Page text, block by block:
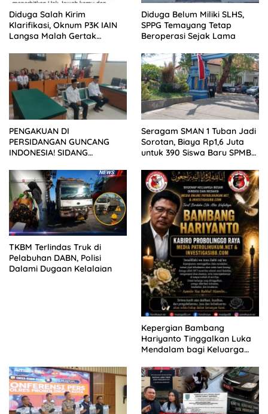
Diduga Salah Kirim
Klarifikasi, Oknum P3K IAIN
Langsa Malah Gertak
Diduga Belum Miliki SLHS,
SPPG Temayang Tetap
Beroperasi Sejak Lama
PENGAKUAN DI
PERSIDANGAN GUNCANG
INDONESIA! SIDANG
KELUARGA KORBAN
MENGAMUK DI PN MALANG
Seragam SMAN 1 Tuban Jadi
Sorotan, Biaya Rp1,6 Juta
untuk 390 Siswa Baru SPMB
TKBM Terlindas Truk di
Pelabuhan DABN, Polisi
Dalami Dugaan Kelalaian
Kepergian Bambang
Hariyanto Tinggalkan Luka
Mendalam bagi Keluarga